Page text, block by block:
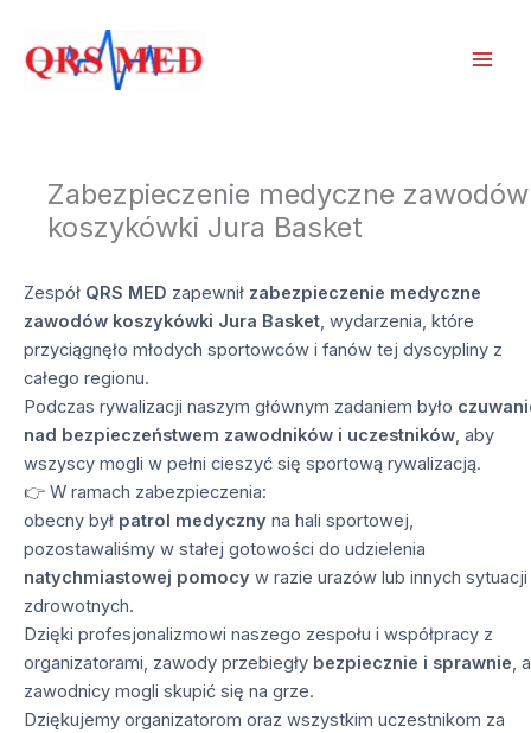
treści
Zabezpieczenie medyczne zawodów
koszykówki Jura Basket
Zespół QRS MED zapewnił zabezpieczenie medyczne
zawodów koszykówki Jura Basket, wydarzenia, które
przyciągnęło młodych sportowców i fanów tej dyscypliny z
całego regionu.
Podczas rywalizacji naszym głównym zadaniem było
nad bezpieczeństwem zawodników i uczestników, aby
wszyscy mogli w pełni cieszyć się sportową rywalizacją.
👉 W ramach zabezpieczenia:
obecny był patrol medyczny na hali sportowej,
pozostawaliśmy w stałej gotowości do udzielenia
natychmiastowej pomocy w razie urazów lub innych sytuacji
zdrowotnych.
Dzięki profesjonalizmowi naszego zespołu i współpracy z
organizatorami, zawody przebiegły bezpiecznie i sprawnie, a
zawodnicy mogli skupić się na grze.
Dziękujemy organizatorom oraz wszystkim uczestnikom za